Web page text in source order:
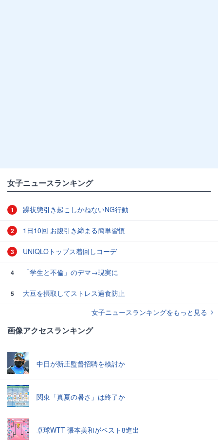
女子ニュースランキング
1 躁状態引き起こしかねないNG行動
2 1日10回 お腹引き締まる簡単習慣
3 UNIQLOトップス着回しコーデ
4 「学生と不倫」のデマ→現実に
5
大豆を摂取してストレス過食防止
女子ニュースランキングをもっと見る
画像アクセスランキング
中日が新庄監督招聘を検討か
関東「真夏の暑さ」は終了か
卓球WTT 張本美和がベスト8進出